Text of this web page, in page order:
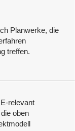
Planwerke, die
treffen.
relevant
oben